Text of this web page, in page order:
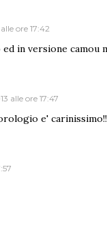
ore 17:42
in versione camou
alle ore 17:47
e'